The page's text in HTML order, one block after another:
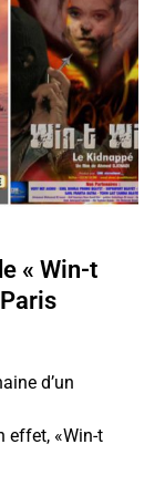
« Win-t
d’un
effet, «Win-t